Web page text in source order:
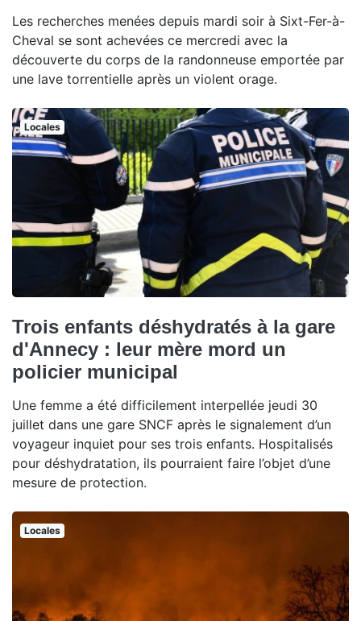
Les recherches menées depuis mardi soir à Sixt-Fer-à-
Cheval se sont achevées ce mercredi avec la
découverte du corps de la randonneuse emportée par
une lave torrentielle après un violent orage.
Locales
Trois enfants déshydratés à la gare
d'Annecy : leur mère mord un
policier municipal
Une femme a été difficilement interpellée jeudi 30
juillet dans une gare SNCF après le signalement d’un
voyageur inquiet pour ses trois enfants. Hospitalisés
pour déshydratation, ils pourraient faire l’objet d’une
mesure de protection.
Locales